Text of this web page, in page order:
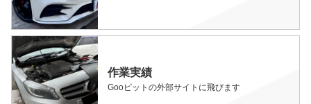
作業実績
Gooピットの外部サイトに飛びます